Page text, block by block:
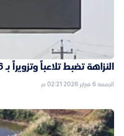
النزاهة تضبط تلاعباً وتزويراً بـ 46 إضبارة في دائرة الحماية الاجتماعية بالأنبار
الجمعة 6 فبراير 2026 02:21 م